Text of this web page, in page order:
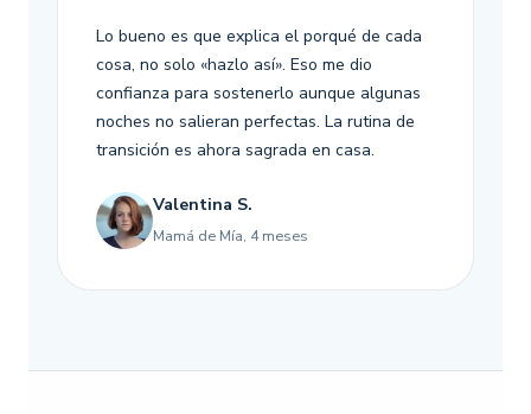
Lo bueno es que explica el porqué de cada
cosa, no solo «hazlo así». Eso me dio
confianza para sostenerlo aunque algunas
noches no salieran perfectas. La rutina de
transición es ahora sagrada en casa.
Valentina S.
Mamá de Mía, 4 meses